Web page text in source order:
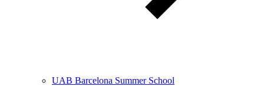
UAB Barcelona Summer School